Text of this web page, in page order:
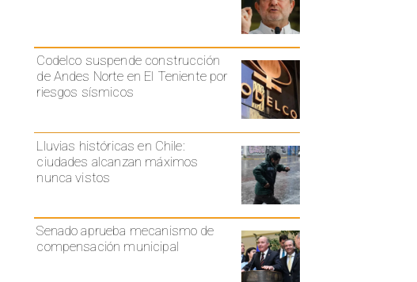
Codelco suspende construcción
de Andes Norte en El Teniente por
riesgos sísmicos
Lluvias históricas en Chile:
ciudades alcanzan máximos
nunca vistos
Senado aprueba mecanismo de
compensación municipal